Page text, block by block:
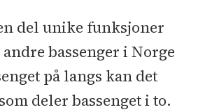
del unike funksjoner
bassenger i Norge
på langs kan det
deler bassenget i to.